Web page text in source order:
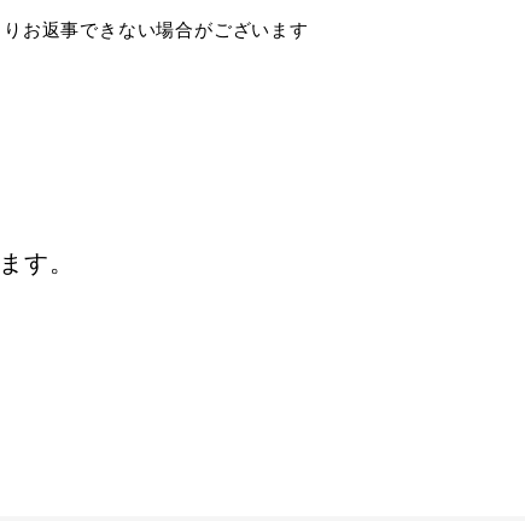
お返事できない場合がございます
す。